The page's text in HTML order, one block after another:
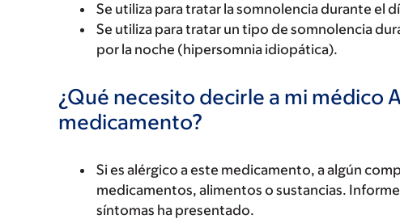
Se utiliza para tratar la somnolencia durante el
Se utiliza para tratar un tipo de somnolencia
por la noche (hipersomnia idiopática).
¿Qué necesito decirle a mi médico
medicamento?
Si es alérgico a este medicamento, a algún
medicamentos, alimentos o sustancias.
síntomas ha presentado.